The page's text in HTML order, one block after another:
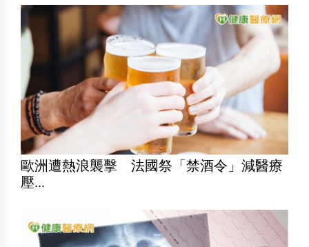
歐洲遭熱浪襲擊 法國祭「禁酒令」減醫療
壓...